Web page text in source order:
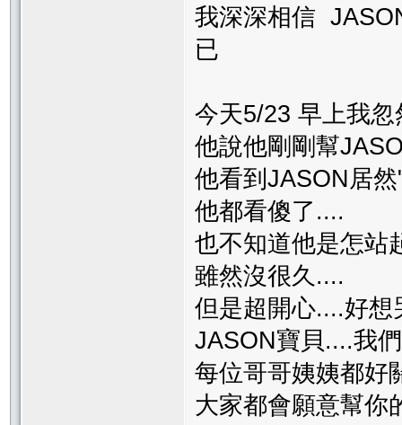
我深深相信
已
今天5/23 早上我
他說他剛剛幫
他看到JASON居
他都看傻了....
也不知道他是怎站
雖然沒很久....
但是超開心....好想
JASON寶貝....我
每位哥哥姨姨都好
大家都會願意幫你